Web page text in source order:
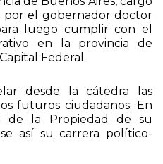
del Consejo General
de Buenos Aires, cargo
el gobernador doctor
luego cumplir con el
en la provincia de
desde la cátedra las
futuros ciudadanos. En
de la Propiedad de su
así su carrera político-